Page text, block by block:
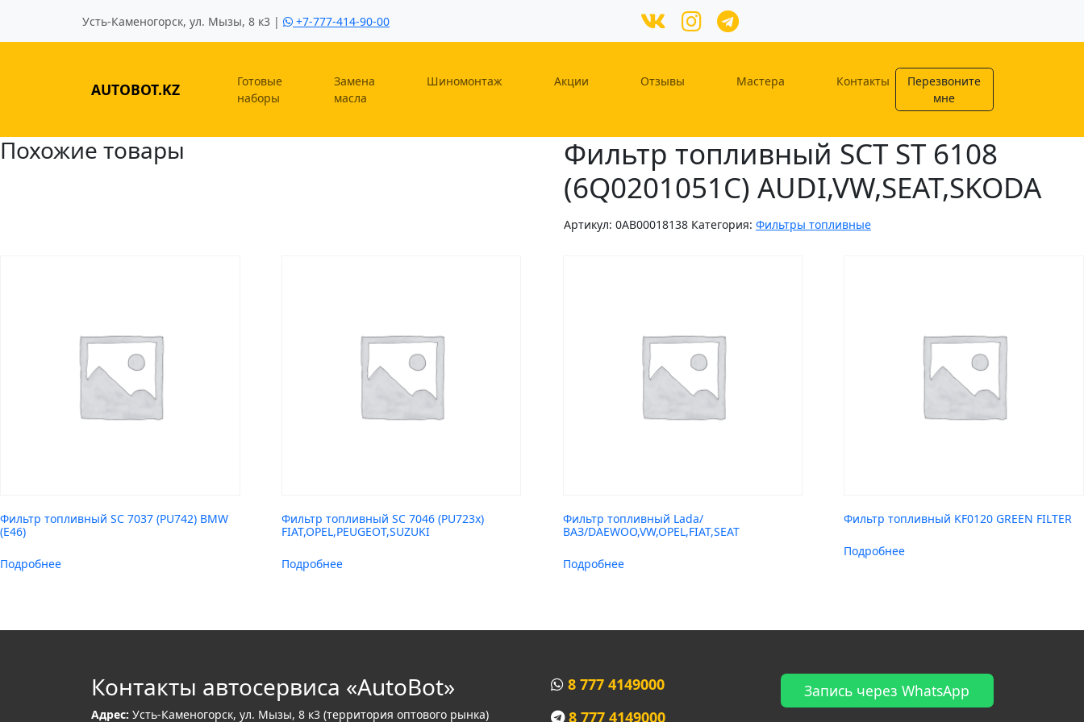
Усть-Каменогорск, ул. Мызы, 8 к3 | +7-777-414-90-00
AUTOBOT.KZ
Готовые
наборы
Замена
масла
Шиномонтаж Акции Отзывы Мастера Контакты
Перезвоните
мне
Фильтр топливный SCT ST 6108
(6Q0201051C) AUDI,VW,SEAT,SKODA
Артикул: 0AB00018138 Категория: Фильтры топливные
Похожие товары
Фильтр топливный SC 7037 (PU742) BMW
(E46)
Подробнее
Фильтр топливный SC 7046 (PU723x)
FIAT,OPEL,PEUGEOT,SUZUKI
Подробнее
Фильтр топливный Lada/
ВАЗ/DAEWOO,VW,OPEL,FIAT,SEAT
Подробнее
Фильтр топливный KF0120 GREEN FILTER
Подробнее
Контакты автосервиса «AutoBot»
Адрес: Усть-Каменогорск, ул. Мызы, 8 к3 (территория оптового рынка)
8 777 4149000
8 777 4149000
Запись через WhatsApp